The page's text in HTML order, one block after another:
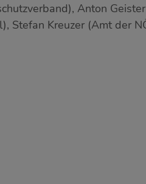
Anton
Stefan Kreuzer (Amt der